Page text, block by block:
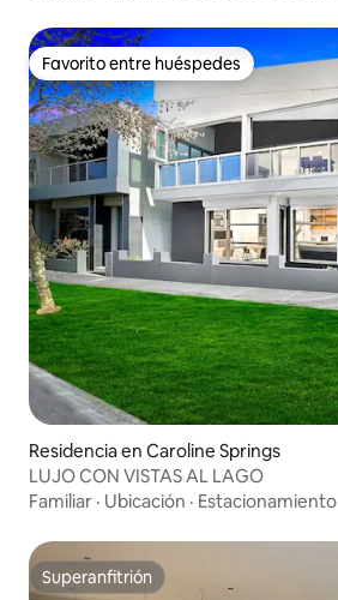
Favorito entre huéspedes
Favorito entre huéspedes
Residencia en Caroline Springs
LUJO CON VISTAS AL LAGO
Familiar · Ubicación · Estacionamiento
Superanfitrión
Superanfitrión